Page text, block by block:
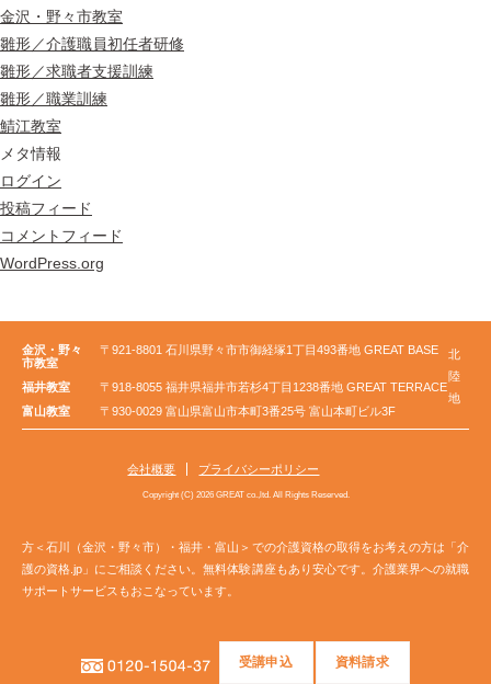
受講申込 資料請求
金沢・野々市教室
雛形／介護職員初任者研修
雛形／求職者支援訓練
雛形／職業訓練
鯖江教室
メタ情報
ログイン
投稿フィード
コメントフィード
WordPress.org
金沢・野々
市教室
〒921-8801 石川県野々市市御経塚1丁目493番地 GREAT BASE
福井教室
〒918-8055 福井県福井市若杉4丁目1238番地 GREAT TERRACE
富山教室
〒930-0029 富山県富山市本町3番25号 富山本町ビル3F
会社概要 プライバシーポリシー
Copyright (C) 2026 GREAT co.,ltd. All Rights Reserved.
北
陸
地
方＜石川（金沢・野々市）・福井・富山＞での介護資格の取得をお考えの方は「介
護の資格.jp」にご相談ください。無料体験講座もあり安心です。介護業界への就職
サポートサービスもおこなっています。